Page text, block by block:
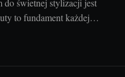
świetnej stylizacji jest
to fundament każdej
i zakresie ruchu, ale
i kontynuacją naszej